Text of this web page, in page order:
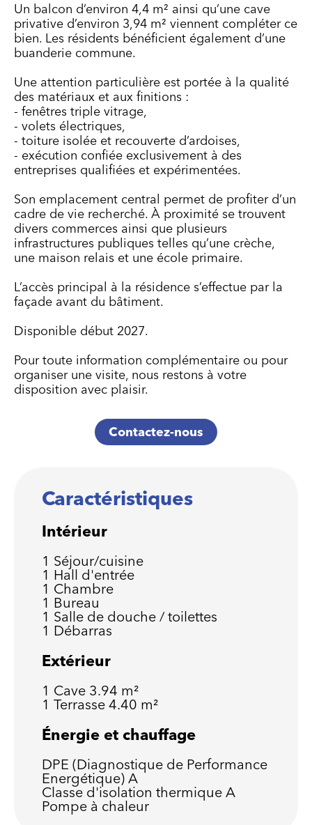
Un balcon d’environ 4,4 m² ainsi qu’une cave
privative d’environ 3,94 m² viennent compléter ce
bien. Les résidents bénéficient également d’une
buanderie commune.
Une attention particulière est portée à la qualité
des matériaux et aux finitions :
- fenêtres triple vitrage,
- volets électriques,
- toiture isolée et recouverte d’ardoises,
- exécution confiée exclusivement à des
entreprises qualifiées et expérimentées.
Son emplacement central permet de profiter d’un
cadre de vie recherché. À proximité se trouvent
divers commerces ainsi que plusieurs
infrastructures publiques telles qu’une crèche,
une maison relais et une école primaire.
L’accès principal à la résidence s’effectue par la
façade avant du bâtiment.
Disponible début 2027.
Pour toute information complémentaire ou pour
organiser une visite, nous restons à votre
disposition avec plaisir.
Contactez-nous
Caractéristiques
Intérieur
1 Séjour/cuisine
1 Hall d'entrée
1 Chambre
1 Bureau
1 Salle de douche / toilettes
1 Débarras
Extérieur
1 Cave 3.94 m²
1 Terrasse 4.40 m²
Énergie et chauffage
DPE (Diagnostique de Performance
Energétique) A
Classe d'isolation thermique A
Pompe à chaleur